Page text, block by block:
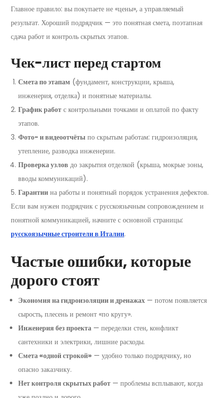
Главное правило: вы покупаете не «цены», а управляемый
результат. Хороший подрядчик — это понятная смета, поэтапная
сдача работ и контроль скрытых этапов.
Чек-лист перед стартом
Смета по этапам (фундамент, конструкции, крыша,
инженерия, отделка) и понятные материалы.
График работ с контрольными точками и оплатой по факту
этапов.
Фото- и видеоотчёты по скрытым работам: гидроизоляция,
утепление, разводка инженерии.
Проверка узлов до закрытия отделкой (крыша, мокрые зоны,
вводы коммуникаций).
Гарантии на работы и понятный порядок устранения дефектов.
Если вам нужен подрядчик с русскоязычным сопровождением и
понятной коммуникацией, начните с основной страницы:
русскоязычные строители в Италии.
Частые ошибки, которые
дорого стоят
Экономия на гидроизоляции и дренажах — потом появляется
сырость, плесень и ремонт «по кругу».
Инженерия без проекта — переделки стен, конфликт
сантехники и электрики, лишние расходы.
Смета «одной строкой» — удобно только подрядчику, но
опасно заказчику.
Нет контроля скрытых работ — проблемы всплывают, когда